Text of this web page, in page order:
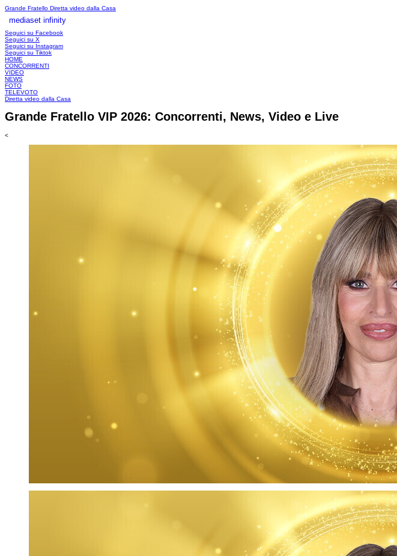
Grande Fratello Diretta video dalla Casa
mediaset infinity
Seguici su Facebook
Seguici su X
Seguici su Instagram
Seguici su Tiktok
HOME
CONCORRENTI
VIDEO
NEWS
FOTO
TELEVOTO
Diretta video dalla Casa
Grande Fratello VIP 2026: Concorrenti, News, Video e Live
<